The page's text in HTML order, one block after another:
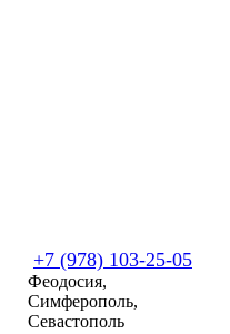
+7 (978) 103-25-05
Феодосия,
Симферополь,
Севастополь